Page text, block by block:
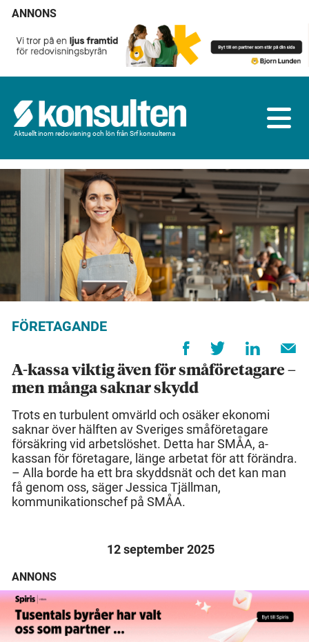
ANNONS
Aktuellt inom redovisning och lön från Srf konsulterna
FÖRETAGANDE
A-kassa viktig även för småföretagare –
men många saknar skydd
Trots en turbulent omvärld och osäker ekonomi
saknar över hälften av Sveriges småföretagare
försäkring vid arbetslöshet. Detta har SMÅA, a-
kassan för företagare, länge arbetat för att förändra.
– Alla borde ha ett bra skyddsnät och det kan man
få genom oss, säger Jessica Tjällman,
kommunikationschef på SMÅA.
12 september 2025
ANNONS